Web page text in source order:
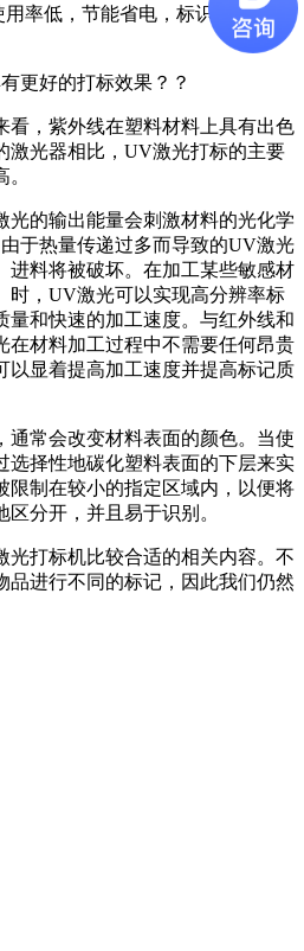
率低，节能省电，标识环保，符
更好的打标效果？？
，紫外线在塑料材料上具有出色
激光器相比，UV激光打标的主要
的输出能量会刺激材料的光化学
于热量传递过多而导致的UV激光
进料将被破坏。在加工某些敏感材
时，UV激光可以实现高分辨率标
量和快速的加工速度。与红外线和
在材料加工过程中不需要任何昂贵
以显着提高加工速度并提高标记质
常会改变材料表面的颜色。当使
选择性地碳化塑料表面的下层来实
限制在较小的指定区域内，以便将
分开，并且易于识别。
打标机比较合适的相关内容。不
品进行不同的标记，因此我们仍然